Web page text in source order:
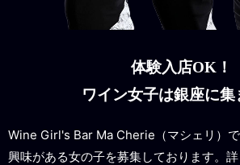
体験入店OK！
ワイン女子は銀座に集
Wine Girl's Bar Ma Cherie（マシェリ）で
興味がある女の子を募集しております。